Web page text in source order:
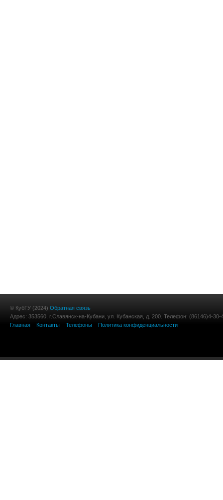
© КубГУ (2024) Обратная связь
Адрес: 353560, г.Славянск-на-Кубани, ул. Кубанская, д. 200. Телефон: (86146)4-30-
Главная
Контакты Телефоны Политика конфиденциальности